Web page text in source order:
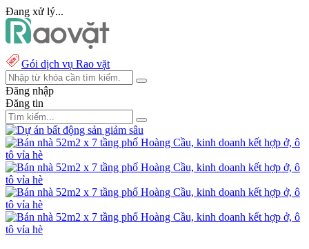
Đang xử lý...
Gói dịch vụ Rao vặt
Đăng nhập
Đăng tin